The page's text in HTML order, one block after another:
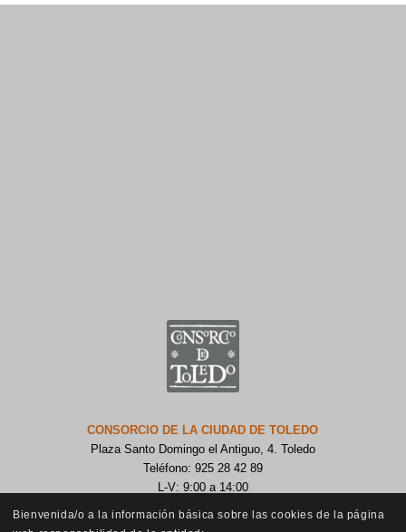
CONSORCIO DE LA CIUDAD DE TOLEDO
Plaza Santo Domingo el Antiguo, 4. Toledo
Teléfono: 925 28 42 89
L-V: 9:00 a 14:00
Bienvenida/o a la información básica sobre las cookies de la página